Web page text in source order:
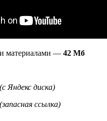
материалами — 42 Мб
(с Яндекс диска)
(запасная ссылка)